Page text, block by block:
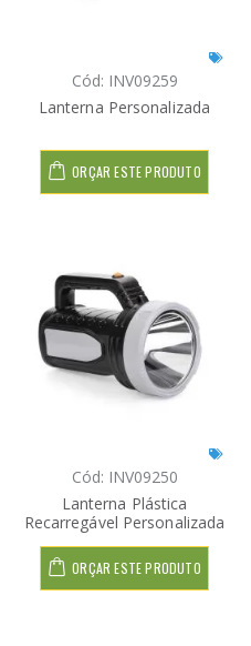
Cód: INV09259
Lanterna Personalizada
ORÇAR ESTE PRODUTO
Cód: INV09250
Lanterna Plástica
Recarregável Personalizada
ORÇAR ESTE PRODUTO